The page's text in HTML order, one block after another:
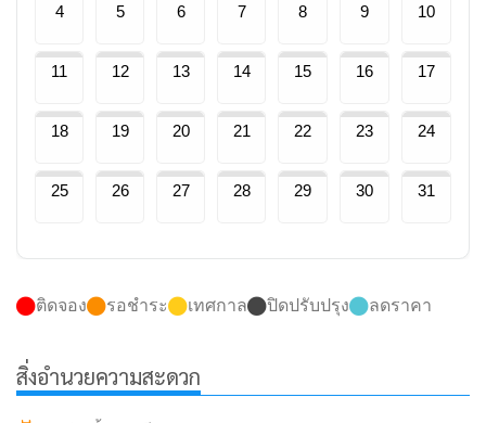
4 5 6 7 8 9 10
11 12 13 14 15 16 17
18 19 20 21 22 23 24
25 26 27 28 29 30 31
ติดจอง รอชำระ เทศกาล ปิดปรับปรุง ลดราคา
สิ่งอำนวยความสะดวก